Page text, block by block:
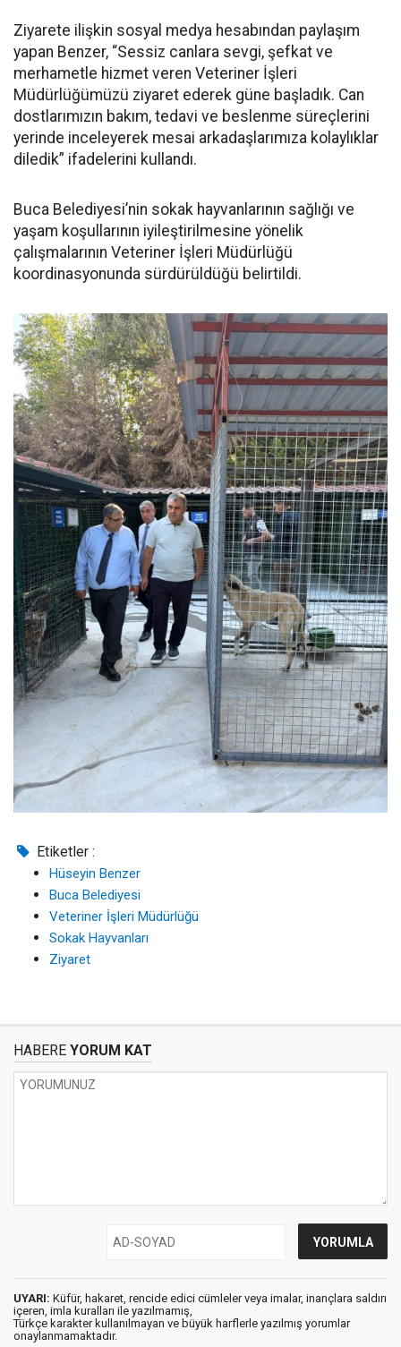
Ziyarete ilişkin sosyal medya hesabından paylaşım
yapan Benzer, “Sessiz canlara sevgi, şefkat ve
merhametle hizmet veren Veteriner İşleri
Müdürlüğümüzü ziyaret ederek güne başladık. Can
dostlarımızın bakım, tedavi ve beslenme süreçlerini
yerinde inceleyerek mesai arkadaşlarımıza kolaylıklar
diledik” ifadelerini kullandı.
Buca Belediyesi’nin sokak hayvanlarının sağlığı ve
yaşam koşullarının iyileştirilmesine yönelik
çalışmalarının Veteriner İşleri Müdürlüğü
koordinasyonunda sürdürüldüğü belirtildi.
Etiketler :
Hüseyin Benzer
Buca Belediyesi
Veteriner İşleri Müdürlüğü
Sokak Hayvanları
Ziyaret
HABERE YORUM KAT
UYARI: Küfür, hakaret, rencide edici cümleler veya imalar, inançlara saldırı
içeren, imla kuralları ile yazılmamış,
Türkçe karakter kullanılmayan ve büyük harflerle yazılmış yorumlar
onaylanmamaktadır.